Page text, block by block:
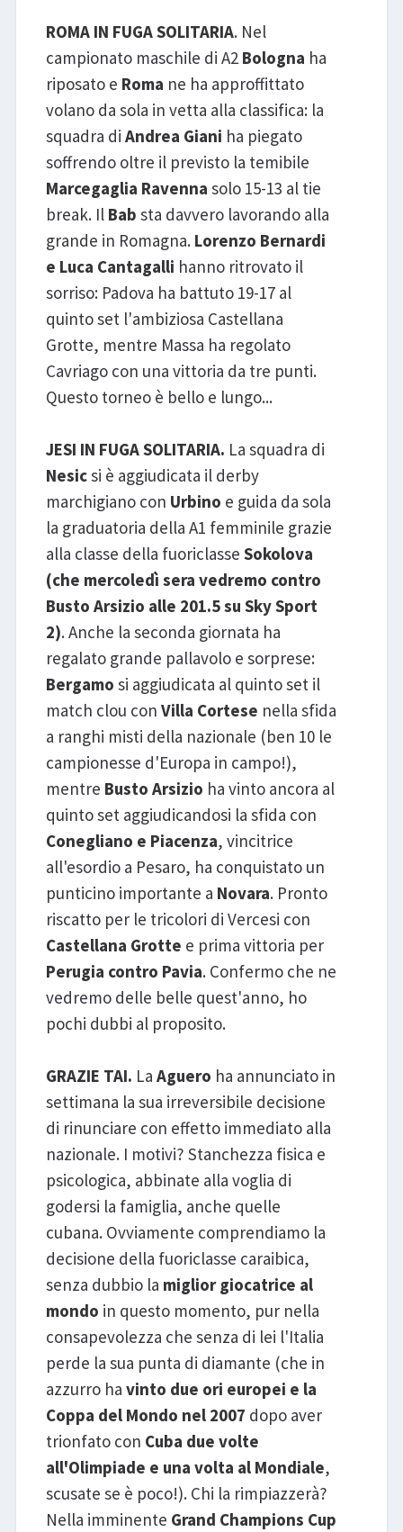
ROMA IN FUGA SOLITARIA. Nel
campionato maschile di A2 Bologna ha
riposato e Roma ne ha approffittato
volano da sola in vetta alla classifica: la
squadra di Andrea Giani ha piegato
soffrendo oltre il previsto la temibile
Marcegaglia Ravenna solo 15-13 al tie
break. IlBab sta davvero lavorando alla
grande in Romagna. Lorenzo Bernardi
e Luca Cantagalli hanno ritrovato il
sorriso: Padova ha battuto 19-17 al
quinto set l'ambiziosa Castellana
Grotte, mentre Massa ha regolato
Cavriago con una vittoria da tre punti.
Questo torneo è bello e lungo...
JESI IN FUGA SOLITARIA. La squadra di
Nesicsi è aggiudicata il derby
marchigiano con Urbino e guida da sola
la graduatoria della A1 femminile grazie
alla classe della fuoriclasse Sokolova
(che mercoledì sera vedremo contro
Busto Arsizio alle 201.5 su Sky Sport
2). Anche la seconda giornata ha
regalato grande pallavolo e sorprese:
Bergamo si aggiudicata al quinto set il
match clou con Villa Cortese nella sfida
a ranghi misti della nazionale (ben 10 le
campionesse d'Europa in campo!),
mentre Busto Arsizio ha vinto ancora al
quinto set aggiudicandosi la sfida con
Conegliano e Piacenza, vincitrice
all'esordio a Pesaro, ha conquistato un
punticino importante a Novara. Pronto
riscatto per le tricolori di Vercesi con
Castellana Grotte e prima vittoria per
Perugia contro Pavia. Confermo che ne
vedremo delle belle quest'anno, ho
pochi dubbi al proposito.
GRAZIE TAI. La Aguero ha annunciato in
settimana la sua irreversibile decisione
di rinunciare con effetto immediato alla
nazionale. I motivi? Stanchezza fisica e
psicologica, abbinate alla voglia di
godersi la famiglia, anche quelle
cubana. Ovviamente comprendiamo la
decisione della fuoriclasse caraibica,
senza dubbio la miglior giocatrice al
mondo in questo momento, pur nella
consapevolezza che senza di lei l'Italia
perde la sua punta di diamante (che in
azzurro ha vinto due ori europei e la
Coppa del Mondo nel 2007 dopo aver
trionfato con Cuba due volte
all'Olimpiade e una volta al Mondiale,
scusate se è poco!). Chi la rimpiazzerà?
Nella imminente Grand Champions Cup